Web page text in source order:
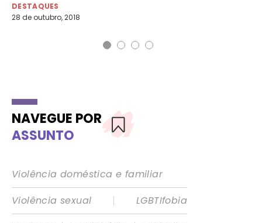
DESTAQUES
28 de outubro, 2018
NAVEGUE POR
ASSUNTO
Violência doméstica e familiar
Violência sexual
|
LGBTIfobia